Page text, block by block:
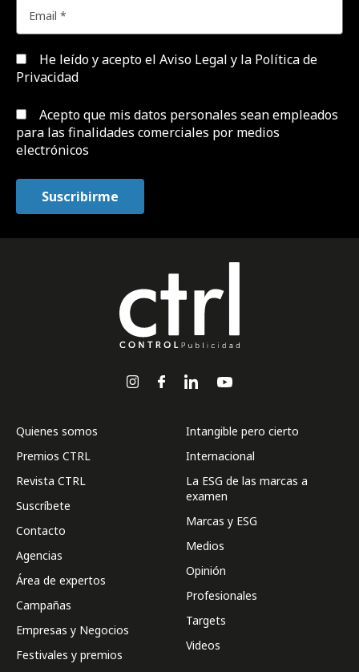
He leído y acepto el Aviso Legal y la Política de
Privacidad
Acepto que mis datos personales sean empleados
para las finalidades comerciales por medios
electrónicos
Quienes somos
Premios CTRL
Revista CTRL
Suscríbete
Contacto
Agencias
Área de expertos
Campañas
Empresas y Negocios
Festivales y premios
Intangible pero cierto
Internacional
La ESG de las marcas a
examen
Marcas y ESG
Medios
Opinión
Profesionales
Targets
Videos